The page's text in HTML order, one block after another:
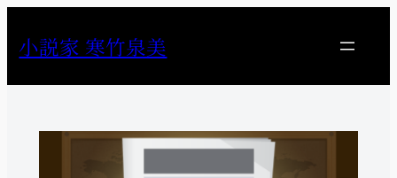
を
ス
小説家 寒竹泉美